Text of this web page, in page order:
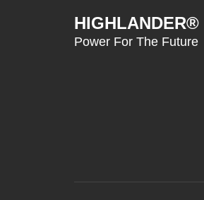
HIGHLANDER®
Power For The Future